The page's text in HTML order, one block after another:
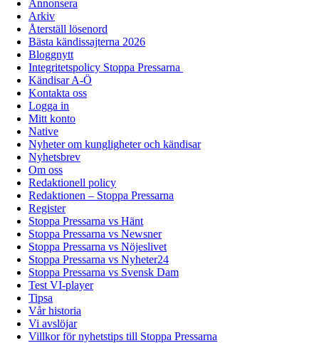
Annonsera
Arkiv
Återställ lösenord
Bästa kändissajterna 2026
Bloggnytt
Integritetspolicy Stoppa Pressarna
Kändisar A-Ö
Kontakta oss
Logga in
Mitt konto
Native
Nyheter om kungligheter och kändisar
Nyhetsbrev
Om oss
Redaktionell policy
Redaktionen – Stoppa Pressarna
Register
Stoppa Pressarna vs Hänt
Stoppa Pressarna vs Newsner
Stoppa Pressarna vs Nöjeslivet
Stoppa Pressarna vs Nyheter24
Stoppa Pressarna vs Svensk Dam
Test VI-player
Tipsa
Vår historia
Vi avslöjar
Villkor för nyhetstips till Stoppa Pressarna